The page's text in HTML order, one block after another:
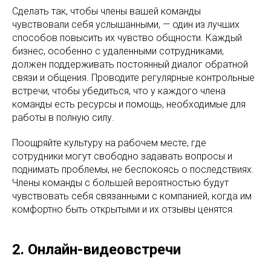
Сделать так, чтобы члены вашей команды
чувствовали себя услышанными, — один из лучших
способов повысить их чувство общности. Каждый
бизнес, особенно с удаленными сотрудниками,
должен поддерживать постоянный диалог обратной
связи и общения. Проводите регулярные контрольные
встречи, чтобы убедиться, что у каждого члена
команды есть ресурсы и помощь, необходимые для
работы в полную силу.
Поощряйте культуру на рабочем месте, где
сотрудники могут свободно задавать вопросы и
поднимать проблемы, не беспокоясь о последствиях.
Члены команды с большей вероятностью будут
чувствовать себя связанными с компанией, когда им
комфортно быть открытыми и их отзывы ценятся.
2. Онлайн-видеовстречи